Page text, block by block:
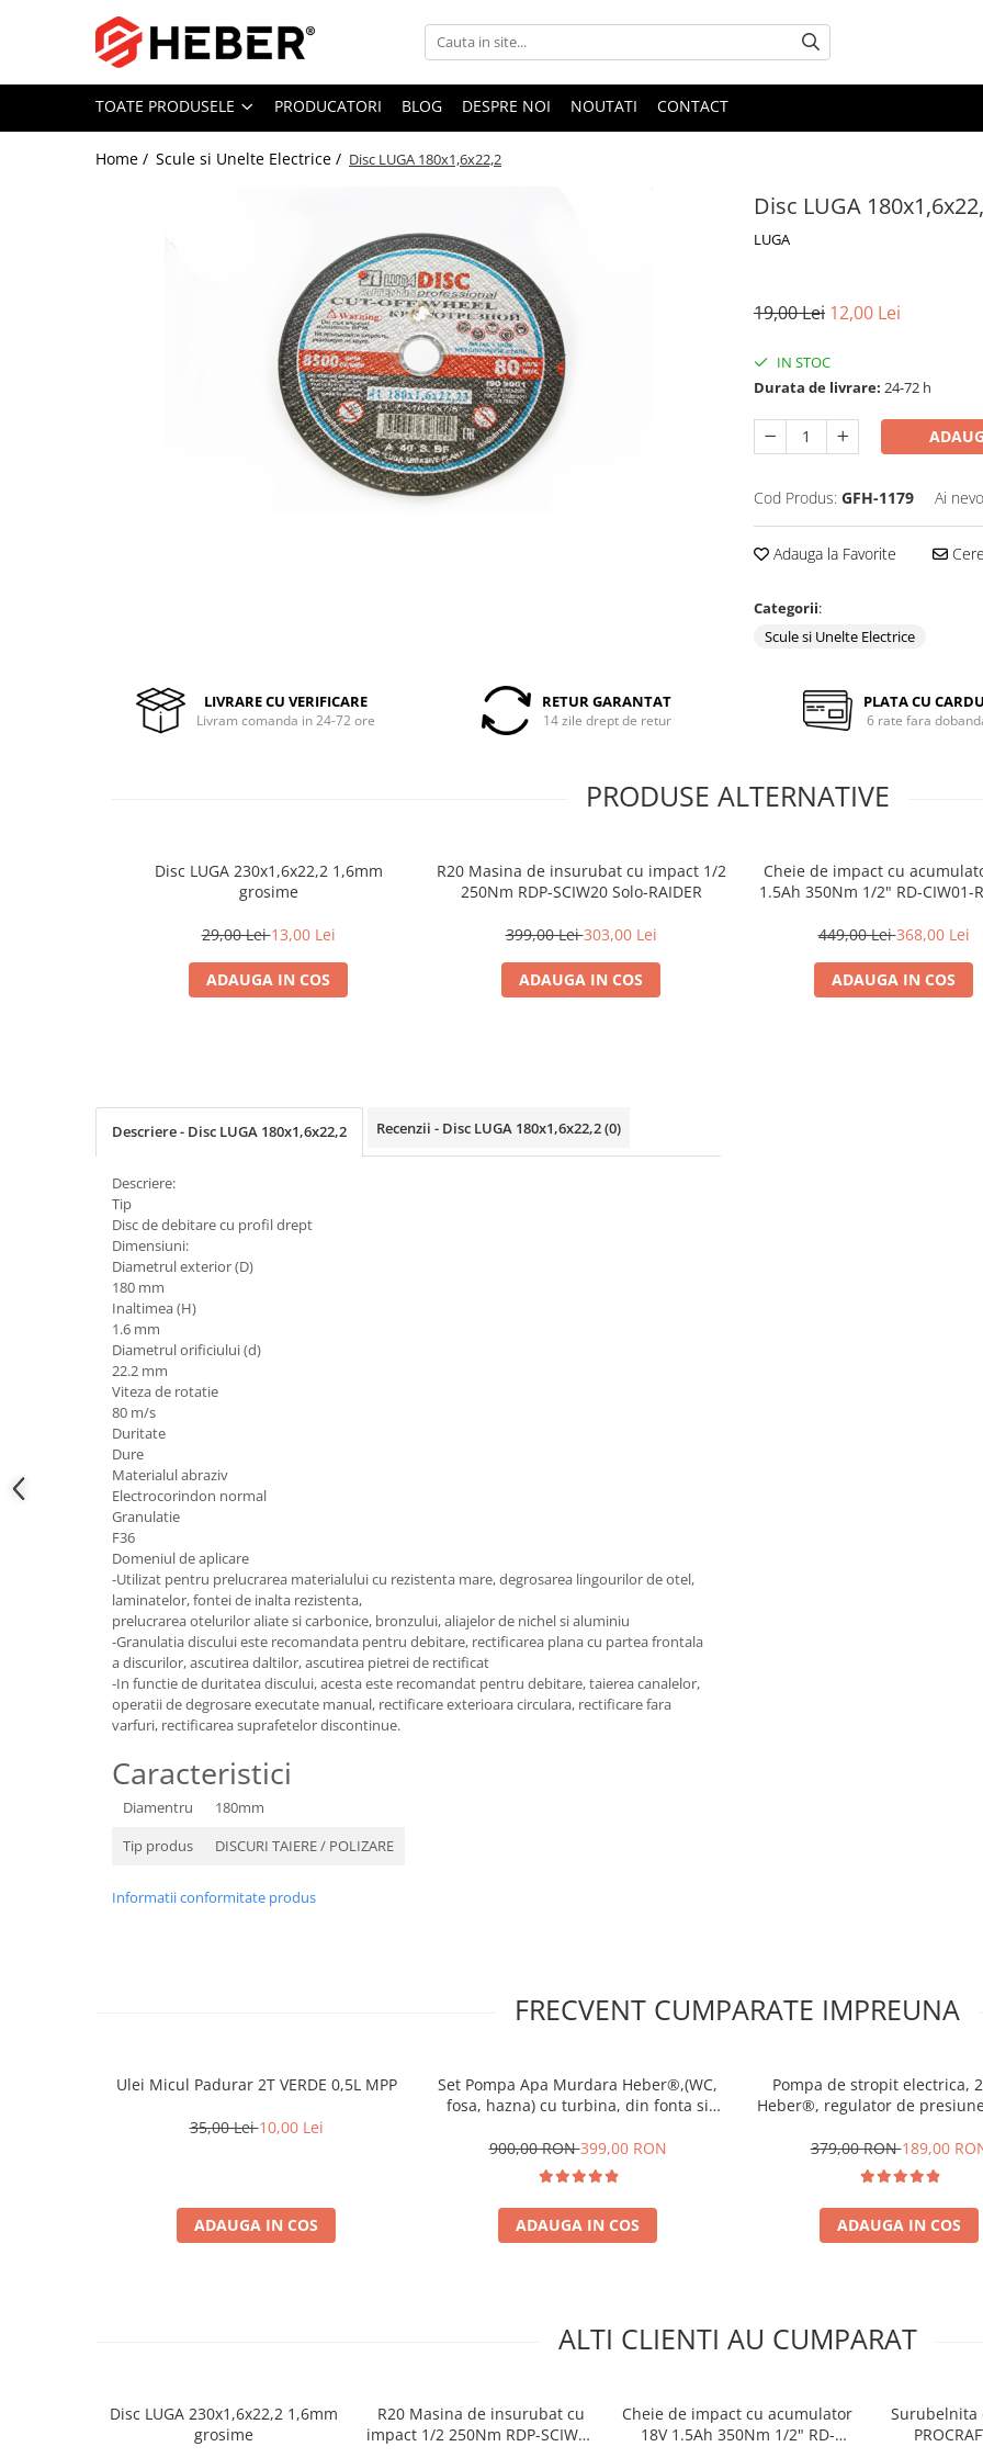
Toate Produsele
Mixere cu bol
Zdrobitoare struguri, fructe si
Baterii de baie
Echipamente de lucru
Betoniere si vibratoare beton
Accesorii beton
Motocultoare
Produse uz casnic
Seminee electrice
Convectoare si aeroterme electrice
TOATE PRODUSELE PRODUCATORI BLOG DESPRE NOI NOUTATI CONTACT
Home / Scule si Unelte Electrice / Disc LUGA 180x1,6x22,2
Disc LUGA
LUGA
19,00 Lei 12,00 Lei
IN STOC
Durata de livrare: 24-72 h
Cod Produs: GFH-1179 Ai
Adauga la Favorite
Categorii:
Scule si Unelte Electrice
LIVRARE CU VERIFICARE
Livram comanda in 24-72 ore
RETUR GARANTAT
14 zile drept de retur
PLATA CU
6 rate fara
PRODUSE ALTERNATIVE
Disc LUGA 230x1,6x22,2 1,6mm
grosime
29,00 Lei13,00 Lei
ADAUGA IN COS
R20 Masina de insurubat cu impact 1/2
250Nm RDP-SCIW20 Solo-RAIDER
399,00 Lei303,00 Lei
ADAUGA IN COS
Cheie de impact cu
1.5Ah 350Nm 1/2" RD-CIW01-
449,00 Lei368,00 Lei
ADAUGA IN COS
Descriere - Disc LUGA 180x1,6x22,2 Recenzii - Disc LUGA 180x1,6x22,2(0)
Descriere:
Tip
Disc de debitare cu profil drept
Dimensiuni:
Diametrul exterior (D)
180 mm
Inaltimea (H)
1.6 mm
Diametrul orificiului (d)
22.2 mm
Viteza de rotatie
80 m/s
Duritate
Dure
Materialul abraziv
Electrocorindon normal
Granulatie
F36
Domeniul de aplicare
-Utilizat pentru prelucrarea materialului cu rezistenta mare, degrosarea lingourilor de otel,
laminatelor, fontei de inalta rezistenta,
prelucrarea otelurilor aliate si carbonice, bronzului, aliajelor de nichel si aluminiu
-Granulatia discului este recomandata pentru debitare, rectificarea plana cu partea frontala
a discurilor, ascutirea daltilor, ascutirea pietrei de rectificat
-In functie de duritatea discului, acesta este recomandat pentru debitare, taierea canalelor,
operatii de degrosare executate manual, rectificare exterioara circulara, rectificare fara
varfuri, rectificarea suprafetelor discontinue.
Caracteristici
Diamentru
180mm
Tip produs
DISCURI TAIERE / POLIZARE
Informatii conformitate produs
FRECVENT CUMPARATE IMPREUNA
Ulei Micul Padurar 2T VERDE 0,5L MPP
35,00 Lei10,00 Lei
ADAUGA IN COS
Set Pompa Apa Murdara Heber®,(WC,
fosa, hazna) cu turbina, din fonta si
metalice
900,00 RON399,00 RON
ADAUGA IN COS
Pompa de stropit electrica,
Heber®, regulator de
379,00 RON189,00
ADAUGA IN COS
ALTI CLIENTI AU CUMPARAT
Disc LUGA 230x1,6x22,2 1,6mm
grosime
R20 Masina de insurubat cu
impact 1/2 250Nm RDP-SCIW20
Cheie de impact cu acumulator
18V 1.5Ah 350Nm 1/2" RD-
Surubelnita